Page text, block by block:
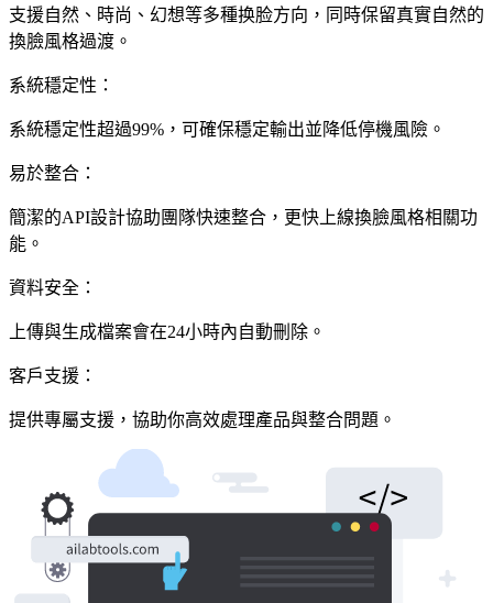
支援自然、時尚、幻想等多種换脸方向，同時保留真實自然的
換臉風格過渡。
系統穩定性：
系統穩定性超過99%，可確保穩定輸出並降低停機風險。
易於整合：
簡潔的API設計協助團隊快速整合，更快上線換臉風格相關功
能。
資料安全：
上傳與生成檔案會在24小時內自動刪除。
客戶支援：
提供專屬支援，協助你高效處理產品與整合問題。